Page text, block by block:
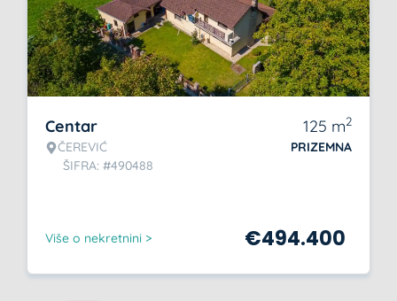
Centar
ČEREVIĆ
ŠIFRA: #490488
125 m2
PRIZEMNA
Više o nekretnini > €494.400